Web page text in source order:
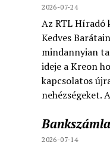
2026-07-24
Az RTL Híradó
Kedves
mindannyian
ideje a Kreon
kapcsolatos
nehézségeket.
2026-07-14